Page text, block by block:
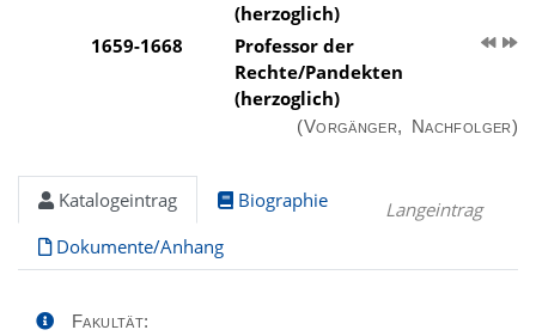
(herzoglich)
1659-1668
Professor der
Rechte/Pandekten
(herzoglich)
(Vorgänger, Nachfolger)
Katalogeintrag
Biographie
Dokumente/Anhang
Langeintrag
Fakultät: